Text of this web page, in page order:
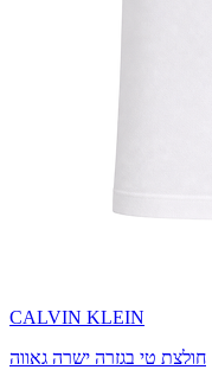
CALVIN KLEIN
חולצת טי בגזרה ישרה גאווה